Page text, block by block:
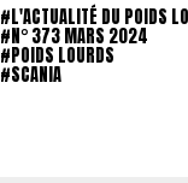
#L'ACTUALITÉ DU POIDS
#N° 373 MARS 2024
#POIDS LOURDS
#SCANIA